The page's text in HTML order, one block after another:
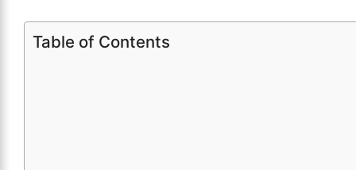
Table of Contents